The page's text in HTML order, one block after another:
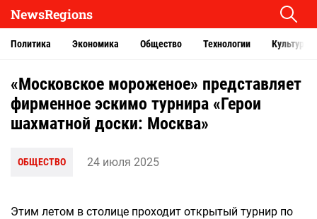
NewsRegions
Политика Экономика Общество Технологии Культура
«Московское мороженое» представляет
фирменное эскимо турнира «Герои
шахматной доски: Москва»
ОБЩЕСТВО 24 июля 2025
Этим летом в столице проходит открытый турнир по